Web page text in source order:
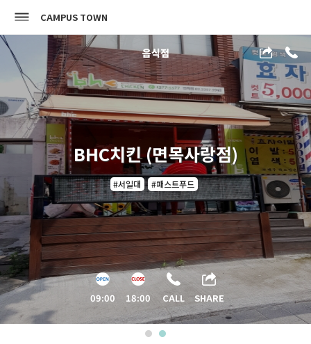
CAMPUS TOWN
1 2
음식점
BHC치킨 (면목사랑점)
#서일대 #패스트푸드
09:00 18:00 CALL SHARE